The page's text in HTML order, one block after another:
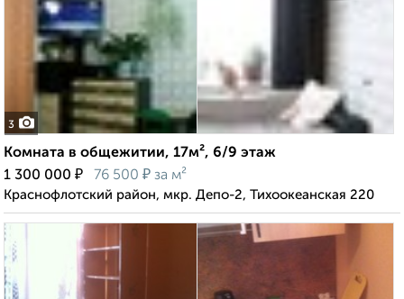
3
Комната в общежитии, 17м², 6/9 этаж
1 300 000 ₽ 76 500 ₽ за м²
Краснофлотский район, мкр. Депо-2, Тихоокеанская 220